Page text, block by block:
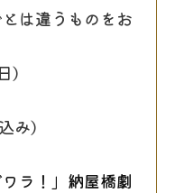
は違うものをお
)
み)
ラ！」納屋橋劇